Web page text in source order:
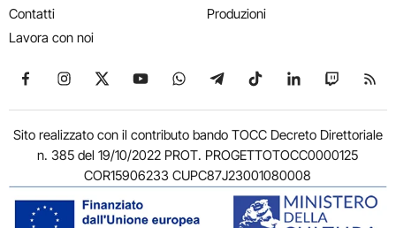
Contatti
Lavora con noi
Produzioni
Seguici su Facebook
Seguici su Instagram
Seguici su X
Seguici su YouTube
Seguici su WhatsApp
Seguici su Telegram
Seguici su TikTok
Seguici su
Seguici
Sito realizzato con il contributo bando TOCC Decreto Direttoriale
n. 385 del 19/10/2022 PROT. PROGETTOTOCC0000125
COR15906233 CUPC87J23001080008